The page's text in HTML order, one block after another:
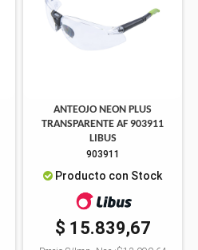
ANTEOJO NEON PLUS
TRANSPARENTE AF 903911
LIBUS
903911
Producto con Stock
$ 15.839,67